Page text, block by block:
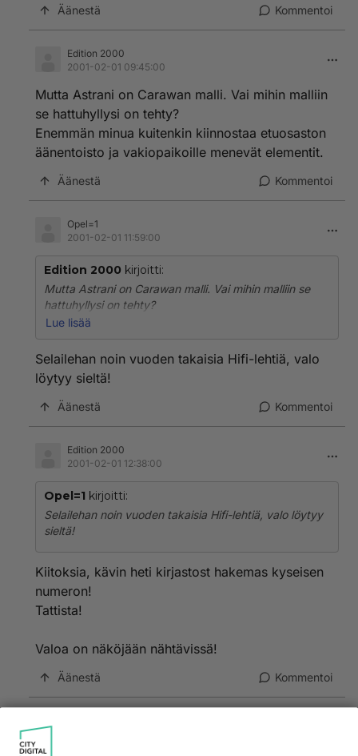
Äänestä Kommentoi
Edition 2000
2001-02-01 09:45:00
Mutta Astrani on Carawan malli. Vai mihin malliin
se hattuhyllysi on tehty?
Enemmän minua kuitenkin kiinnostaa etuosaston
äänentoisto ja vakiopaikoille menevät elementit.
Äänestä Kommentoi
Opel=1
2001-02-01 11:59:00
Edition 2000 kirjoitti:
Mutta Astrani on Carawan malli. Vai mihin malliin se
hattuhyllysi on tehty?
Enemmän minua kuitenkin kiinnostaa etuosaston
Lue lisää
Selailehan noin vuoden takaisia Hifi-lehtiä, valo
löytyy sieltä!
Äänestä Kommentoi
Edition 2000
2001-02-01 12:38:00
Opel=1 kirjoitti:
Selailehan noin vuoden takaisia Hifi-lehtiä, valo löytyy
sieltä!
Kiitoksia, kävin heti kirjastost hakemas kyseisen
numeron!
Tattista!
Valoa on näköjään nähtävissä!
Äänestä Kommentoi